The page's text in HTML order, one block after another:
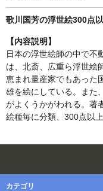
歌川国芳の浮世絵300点
【内容説明】
日本の浮世絵師の中で不
は、北斎、広重ら浮世絵
恵まれ量産家でもあった
雄を絵にしている。また
がよくうかがわれる。著
絵種毎に分類、300点以
カテゴリ